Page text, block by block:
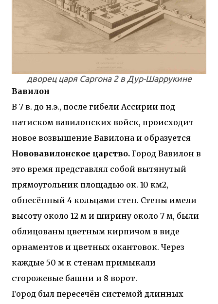
дворец царя Саргона 2 в Дур-Шаррукине
Вавилон
В 7 в. до н.э., после гибели Ассирии под
натиском вавилонских войск, происходит
новое возвышение Вавилона и образуется
Нововавилонское царство. Город Вавилон в
это время представлял собой вытянутый
прямоугольник площадью ок. 10 км2,
обнесённый 4 кольцами стен. Стены имели
высоту около 12 м и ширину около 7 м, были
облицованы цветным кирпичом в виде
орнаментов и цветных окантовок. Через
каждые 50 м к стенам примыкали
сторожевые башни и 8 ворот.
Город был пересечён системой длинных